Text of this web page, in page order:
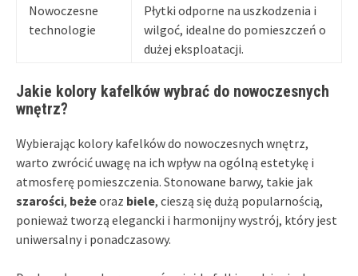
Nowoczesne
technologie
Płytki odporne na uszkodzenia i
wilgoć, idealne do pomieszczeń o
dużej eksploatacji.
Jakie kolory kafelków wybrać do nowoczesnych
wnętrz?
Wybierając kolory kafelków do nowoczesnych wnętrz,
warto zwrócić uwagę na ich wpływ na ogólną estetykę i
atmosferę pomieszczenia. Stonowane barwy, takie jak
szarości, beżeoraz biele, cieszą się dużą popularnością,
ponieważ tworzą elegancki i harmonijny wystrój, który jest
uniwersalny i ponadczasowy.